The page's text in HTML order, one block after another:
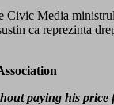
Civic Media
ca reprezinta
paying his price